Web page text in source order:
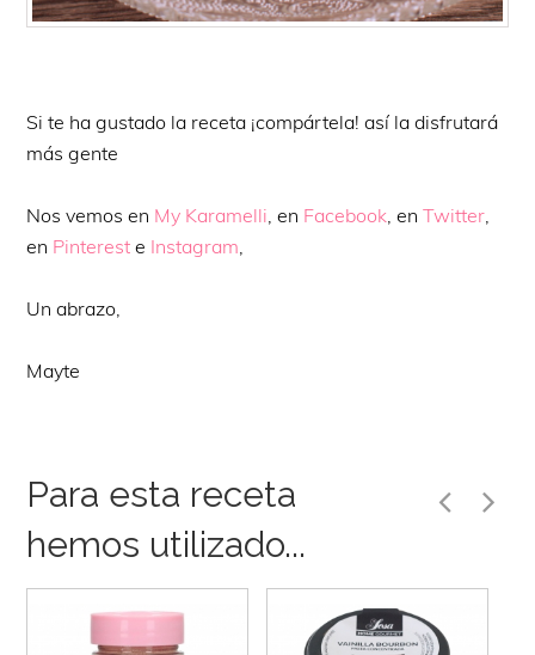
Si te ha gustado la receta ¡compártela! así la disfrutará
más gente
Nos vemos en My Karamelli, en Facebook, enTwitter,
en Pinterest e Instagram,
Un abrazo,
Mayte
Para esta receta
hemos utilizado...